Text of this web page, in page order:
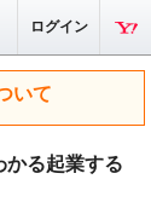
ログイン
いて
かる起業する